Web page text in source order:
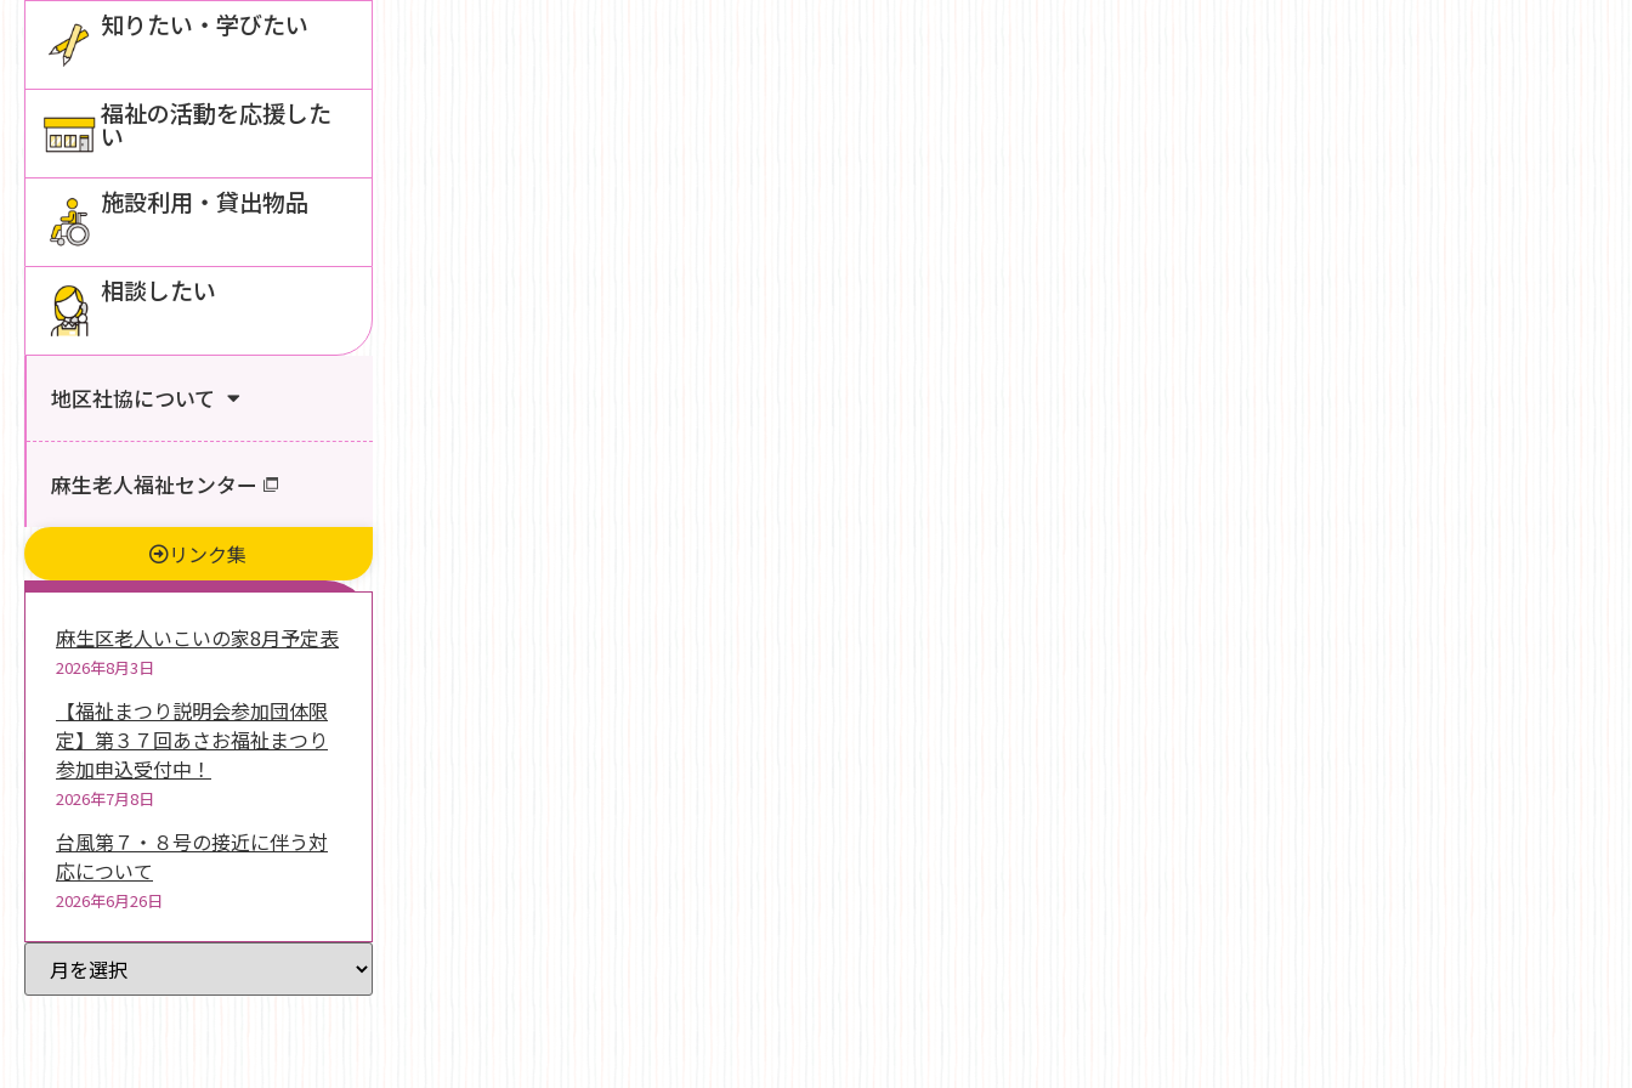
知りたい・学びたい
福祉の活動を応援した
い
施設利用・貸出物品
相談したい
地区社協について
麻生老人福祉センター
リンク集
新着情報
麻生区老人いこいの家8月予定表
2026年8月3日
【福祉まつり説明会参加団体限
定】第３７回あさお福祉まつり
参加申込受付中！
2026年7月8日
台風第７・８号の接近に伴う対
応について
2026年6月26日
過去記事一覧